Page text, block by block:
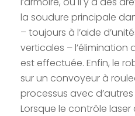
la soudure principale
– toujours à l’aide
verticales – l’élimination
est effectuée. Enfin, le
sur un convoyeur à
processus avec
Lorsque le contrôle